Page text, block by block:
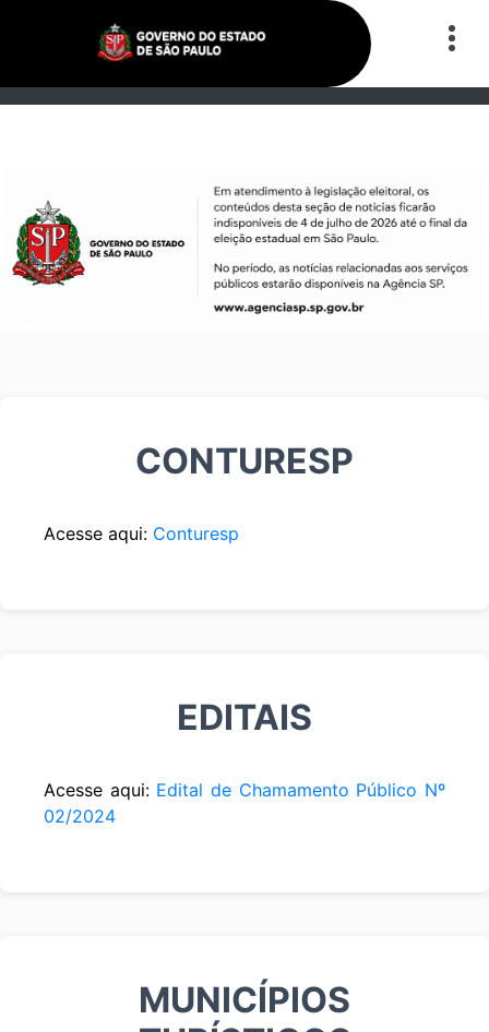
CONTURESP
Acesse aqui: Conturesp
EDITAIS
Acesse aqui: Edital de Chamamento Público Nº
02/2024
MUNICÍPIOS